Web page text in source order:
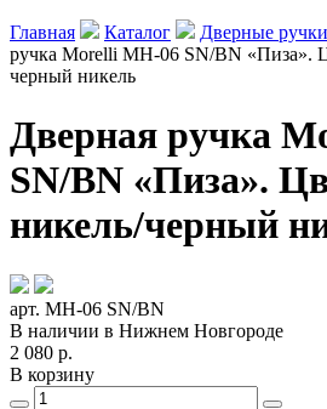
Главная Каталог Дверные
ручка Morelli MH-06 SN/BN «Пиза».
черный никель
Дверная ручка
SN/BN «Пиза».
никель/черный
арт. MH-06 SN/BN
В наличии в Нижнем Новгороде
2 080 р.
В корзину